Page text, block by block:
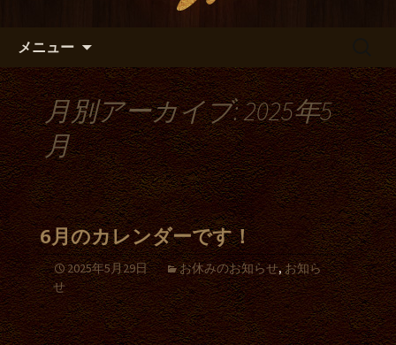
メニュー
月別アーカイブ: 2025年5
月
6月のカレンダーです！
2025年5月29日 お休みのお知らせ,お知ら
せ